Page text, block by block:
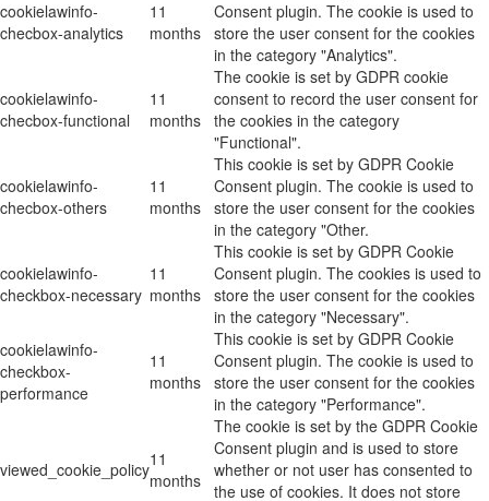
cookielawinfo-
checbox-analytics
11
months
Consent plugin. The cookie is used to
store the user consent for the cookies
in the category "Analytics".
cookielawinfo-
checbox-functional
11
months
The cookie is set by GDPR cookie
consent to record the user consent for
the cookies in the category
"Functional".
cookielawinfo-
checbox-others
11
months
This cookie is set by GDPR Cookie
Consent plugin. The cookie is used to
store the user consent for the cookies
in the category "Other.
cookielawinfo-
checkbox-necessary
11
months
This cookie is set by GDPR Cookie
Consent plugin. The cookies is used to
store the user consent for the cookies
in the category "Necessary".
cookielawinfo-
checkbox-
performance
11
months
This cookie is set by GDPR Cookie
Consent plugin. The cookie is used to
store the user consent for the cookies
in the category "Performance".
viewed_cookie_policy11
months
The cookie is set by the GDPR Cookie
Consent plugin and is used to store
whether or not user has consented to
the use of cookies. It does not store